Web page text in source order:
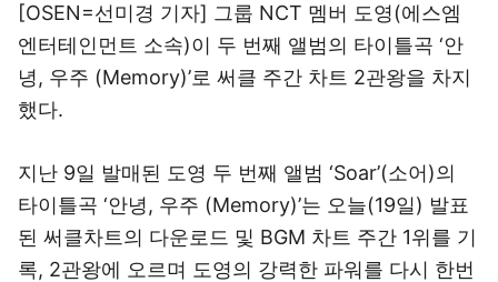
[OSEN=선미경 기자] 그룹 NCT 멤버 도영(에스엠
엔터테인먼트 소속)이 두 번째 앨범의 타이틀곡 ‘안
녕, 우주 (Memory)’로 써클 주간 차트 2관왕을 차지
했다.
지난 9일 발매된 도영 두 번째 앨범 ‘Soar’(소어)의
타이틀곡 ‘안녕, 우주 (Memory)’는 오늘(19일) 발표
된 써클차트의 다운로드 및 BGM 차트 주간 1위를 기
록, 2관왕에 오르며 도영의 강력한 파워를 다시 한번